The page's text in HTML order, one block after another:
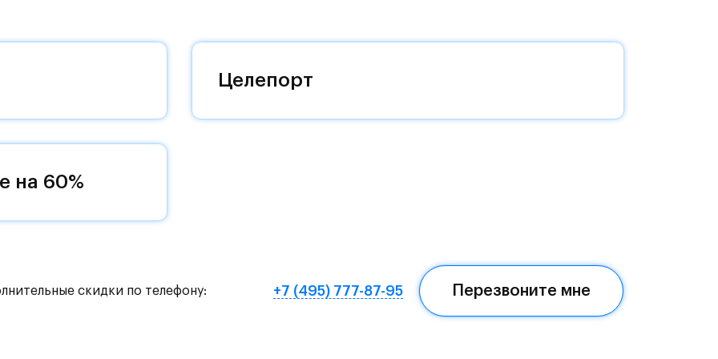
престижный статус западного
«своей» территорией, куда хочется
на Красногорское и Рублево-Успенское шоссе.
метро МЦД «Одинцово».
на «Северный обход Одинцово».
Целепорт
на 60%
скидки по телефону: +7 (495) 777-87-95 Перезвоните мне